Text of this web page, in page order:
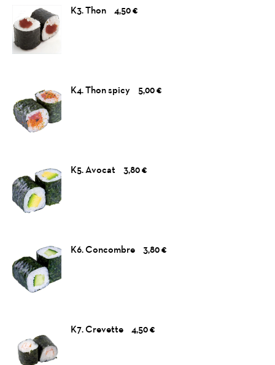
K3. Thon 4,50 €
K4. Thon spicy 5,00 €
K5. Avocat 3,80 €
K6. Concombre 3,80 €
K7. Crevette 4,50 €